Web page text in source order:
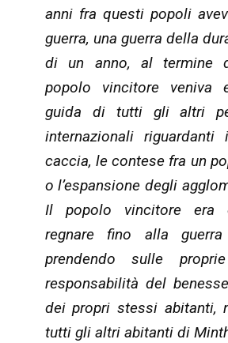
anni fra questi popoli
guerra, una guerra della
di un anno, al termine
popolo vincitore veniva
guida di tutti gli altri
internazionali
caccia, le contese fra un
o l’espansione degli
Il popolo vincitore era
regnare fino alla guerra
prendendo sulle
responsabilità del
dei propri stessi abitanti,
tutti gli altri abitanti di